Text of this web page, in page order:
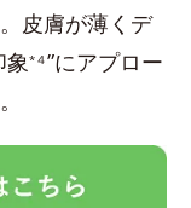
皮膚が薄くデ
象*４”にアプロー
。